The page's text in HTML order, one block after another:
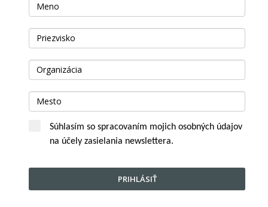
Súhlasím so spracovaním mojich osobných údajov
na účely zasielania newslettera.
PRIHLÁSIŤ